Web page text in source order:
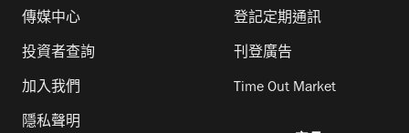
傳媒中心
投資者查詢
加入我們
隱私聲明
登記定期通訊
刊登廣告
Time Out Market